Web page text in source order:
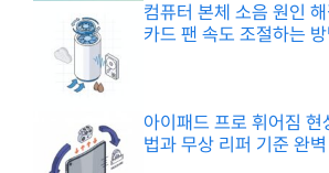
컴퓨터 본체 소음 원인
카드 팬 속도 조절하는 방
아이패드 프로 휘어짐 현
법과 무상 리퍼 기준 완벽